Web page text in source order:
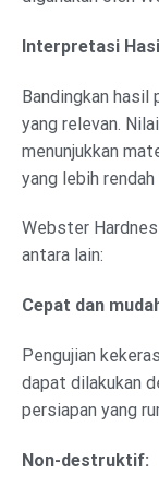
Interpretasi
Bandingkan hasil
yang relevan.
menunjukkan
yang lebih
Webster
antara lain:
Cepat dan
Pengujian
dapat dilakukan
persiapan yang
Non-destruktif: